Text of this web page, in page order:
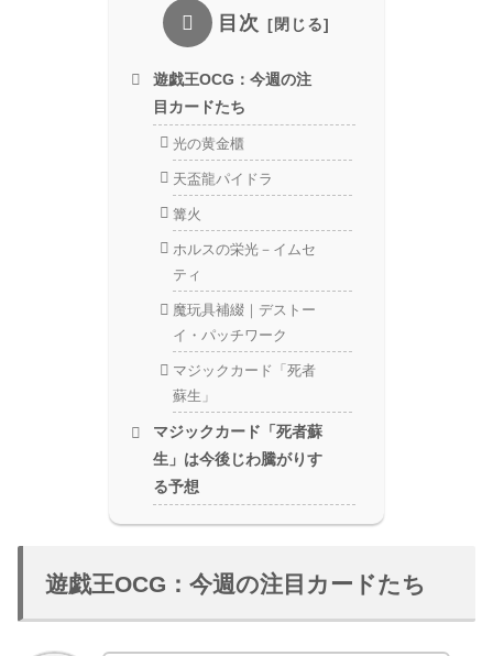
目次
遊戯王OCG：今週の注
目カードたち
光の黄金櫃
天盃龍パイドラ
篝火
ホルスの栄光－イムセ
ティ
魔玩具補綴｜デストー
イ・パッチワーク
マジックカード「死者
蘇生」
マジックカード「死者蘇
生」は今後じわ騰がりす
る予想
遊戯王OCG：今週の注目カードたち